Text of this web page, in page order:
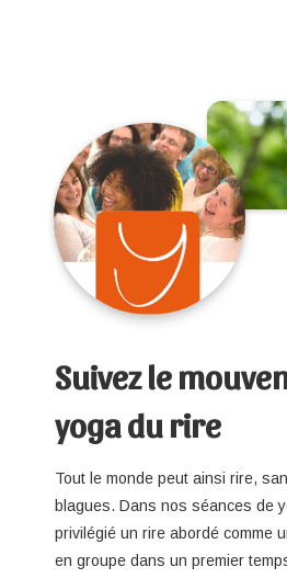
Suivez le
yoga du rire
Tout le monde peut ainsi rire,
blagues. Dans nos séances de
privilégié un rire abordé comme
en groupe dans un premier